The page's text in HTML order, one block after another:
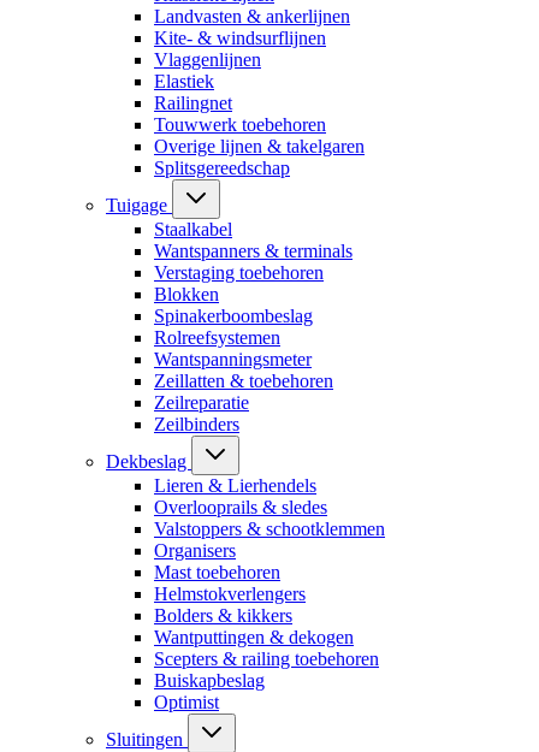
Landvasten & ankerlijnen
Kite- & windsurflijnen
Vlaggenlijnen
Elastiek
Railingnet
Touwwerk toebehoren
Overige lijnen & takelgaren
Splitsgereedschap
Tuigage
Staalkabel
Wantspanners & terminals
Verstaging toebehoren
Blokken
Spinakerboombeslag
Rolreefsystemen
Wantspanningsmeter
Zeillatten & toebehoren
Zeilreparatie
Zeilbinders
Dekbeslag
Lieren & Lierhendels
Overlooprails & sledes
Valstoppers & schootklemmen
Organisers
Mast toebehoren
Helmstokverlengers
Bolders & kikkers
Wantputtingen & dekogen
Scepters & railing toebehoren
Buiskapbeslag
Optimist
Sluitingen